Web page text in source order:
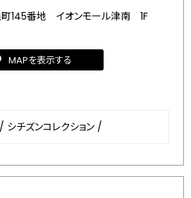
145番地 イオンモール津南 1F
MAPを表示する
/ シチズンコレクション /